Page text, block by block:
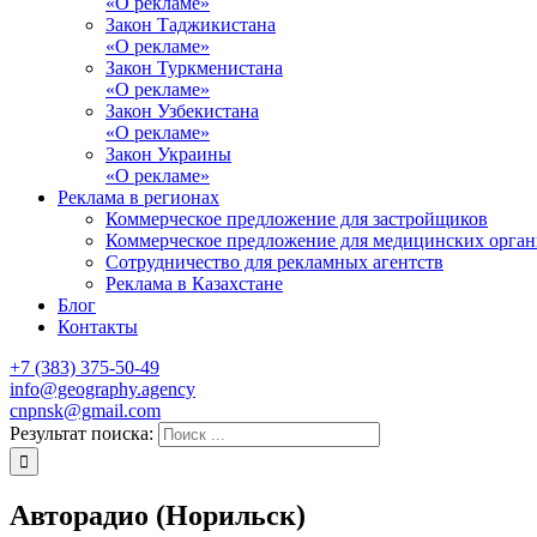
Закон Таджикистана
«О рекламе»
Закон Туркменистана
«О рекламе»
Закон Узбекистана
«О рекламе»
Закон Украины
«О рекламе»
Реклама в регионах
Коммерческое предложение для застройщиков
Коммерческое предложение для медицинских
Сотрудничество для рекламных агентств
Реклама в Казахстане
Блог
Контакты
+7 (383) 375-50-49
info@geography.agency
cnpnsk@gmail.com
Результат поиска:
Авторадио (Норильск)